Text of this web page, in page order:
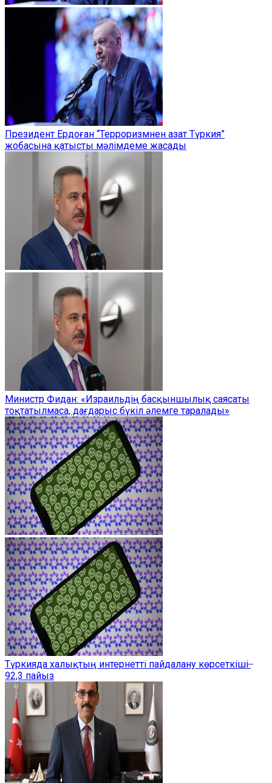
Президент Ердоған “Терроризмнен азат Түркия”
жобасына қатысты мәлімдеме жасады
Министр Фидан: «Израильдің басқыншылық саясаты
тоқтатылмаса, дағдарыс бүкіл әлемге таралады»
Түркияда халықтың интернетті пайдалану көрсеткіші ̶
92,3 пайыз